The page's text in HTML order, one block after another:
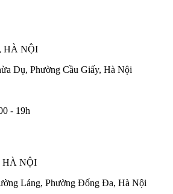
HÀ NỘI
Dụ, Phường Cầu Giấy, Hà Nội
- 19h
HÀ NỘI
Láng, Phường Đống Đa, Hà Nội